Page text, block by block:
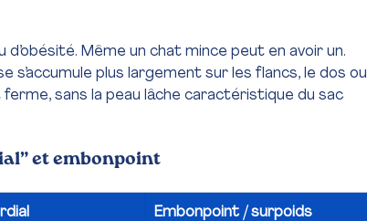
d’obésité. Même un chat mince peut en avoir un.
s’accumule plus largement sur les flancs, le dos ou
sans la peau lâche caractéristique du sac
et embonpoint
Embonpoint / surpoids